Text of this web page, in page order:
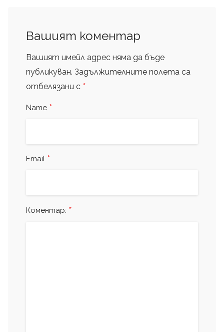
Вашият коментар
Вашият имейл адрес няма да бъде
публикуван. Задължителните полета са
отбелязани с *
Name *
Email *
Коментар: *